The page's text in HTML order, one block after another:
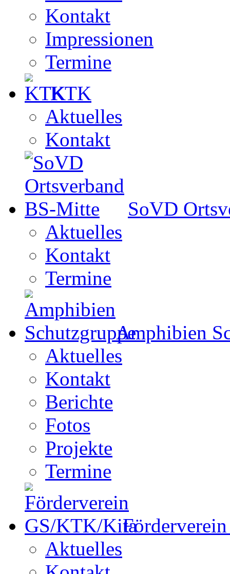
Kontakt
Impressionen
Termine
KTK
Aktuelles
Kontakt
SoVD
Aktuelles
Kontakt
Termine
Amphibien
Aktuelles
Kontakt
Berichte
Fotos
Projekte
Termine
Aktuelles